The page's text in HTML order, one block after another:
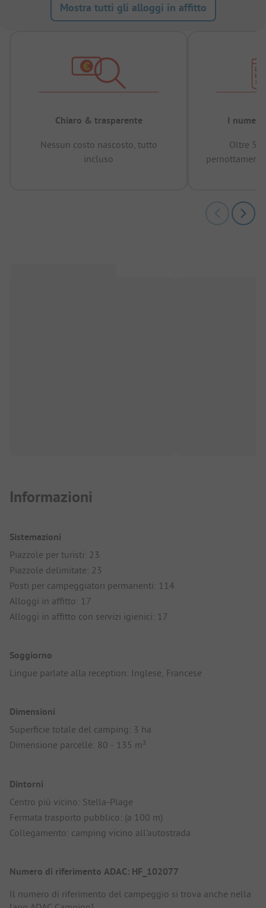
Mostra tutti gli alloggi in affitto
Chiaro & trasparente
Nessun costo nascosto, tutto
incluso
I numeri
Oltre
Informazioni
Sistemazioni
Piazzole per turisti: 23
Piazzole delimitate: 23
Posti per campeggiatori permanenti: 114
Alloggi in affitto: 17
Alloggi in affitto con servizi igienici: 17
Soggiorno
Lingue parlate alla reception: Inglese, Francese
Dimensioni
Superficie totale del camping: 3 ha
Dimensione parcelle: 80 - 135 m²
Dintorni
Centro più vicino: Stella-Plage
Fermata trasporto pubblico: (a 100 m)
Collegamento: camping vicino all'autostrada
Numero di riferimento ADAC: HF_102077
Il numero di riferimento del campeggio si trova anche nella